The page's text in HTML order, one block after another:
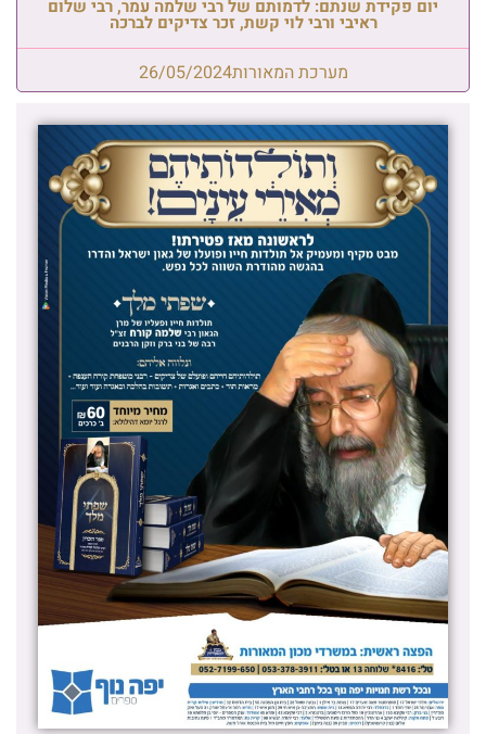
יום פקידת שנתם: לדמותם של רבי שלמה עמר, רבי שלום
ראיבי ורבי לוי קשת, זכר צדיקים לברכה
מערכת המאורות26/05/2024